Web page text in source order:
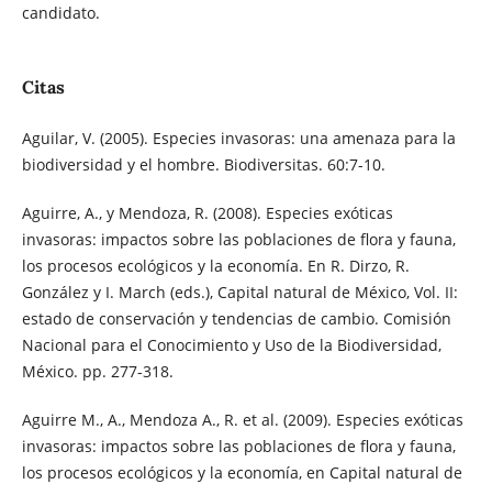
candidato.
Citas
Aguilar, V. (2005). Especies invasoras: una amenaza para la
biodiversidad y el hombre. Biodiversitas. 60:7-10.
Aguirre, A., y Mendoza, R. (2008). Especies exóticas
invasoras: impactos sobre las poblaciones de ﬂora y fauna,
los procesos ecológicos y la economía. En R. Dirzo, R.
González y I. March (eds.), Capital natural de México, Vol. II:
estado de conservación y tendencias de cambio. Comisión
Nacional para el Conocimiento y Uso de la Biodiversidad,
México. pp. 277-318.
Aguirre M., A., Mendoza A., R. et al. (2009). Especies exóticas
invasoras: impactos sobre las poblaciones de flora y fauna,
los procesos ecológicos y la economía, en Capital natural de